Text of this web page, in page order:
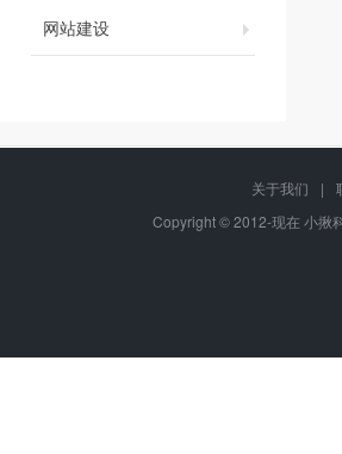
网站建设
关于我们 |
Copyright © 2012-现在 小揪